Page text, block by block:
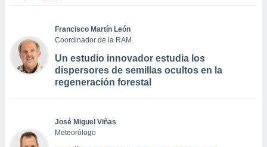
Francisco Martín León
Coordinador de la RAM
Un estudio innovador estudia los
dispersores de semillas ocultos en la
regeneración forestal
José Miguel Viñas
Meteorólogo